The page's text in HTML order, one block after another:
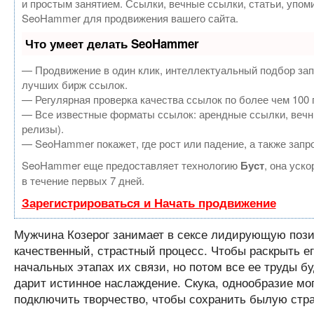
и простым занятием. Ссылки, вечные ссылки, статьи,
SeoHammer для продвижения вашего сайта.
Что умеет делать SeoHammer
— Продвижение в один клик, интеллектуальный подбор
лучших бирж ссылок.
— Регулярная проверка качества ссылок по более чем
— Все известные форматы ссылок: арендные ссылки,
релизы).
— SeoHammer покажет, где рост или падение, а также
SeoHammer еще предоставляет технологию Буст, она
в течение первых 7 дней.
Зарегистрироваться и Начать продвижение
Мужчина Козерог занимает в сексе лидирующую
качественный, страстный процесс. Чтобы раскрыть
начальных этапах их связи, но потом все ее труды
дарит истинное наслаждение. Скука, однообразие
подключить творчество, чтобы сохранить былую